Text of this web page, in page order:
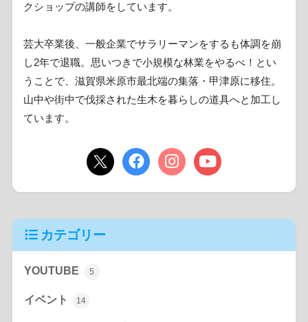
クショップの講師をしています。
芸大卒業後、一般企業でサラリーマンをするも体調を崩
し2年で退職。思いつきで小規模な林業をやるべ！とい
うことで、滋賀県米原市最北端の集落・甲津原に移住。
山中や街中で伐採された生木を暮らしの道具へと加工し
ています。
カテゴリー
YOUTUBE 5
イベント 14